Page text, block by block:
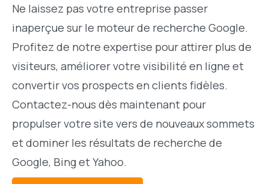
Ne laissez pas votre entreprise passer
inaperçue sur le moteur de recherche Google.
Profitez de notre expertise pour attirer plus de
visiteurs, améliorer votre visibilité en ligne et
convertir vos prospects en clients fidèles.
Contactez-nous dès maintenant pour
propulser votre site vers de nouveaux sommets
et dominer les résultats de recherche de
Google, Bing et Yahoo.